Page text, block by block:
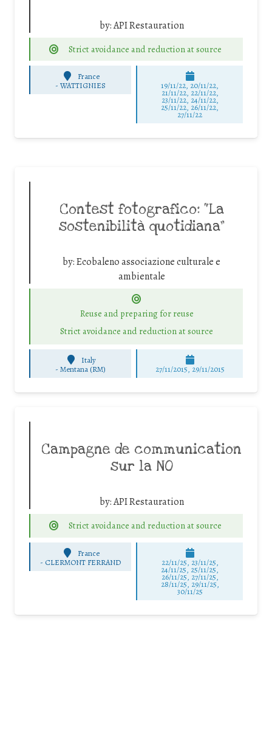
by:API Restauration
Strict avoidance and reduction at source
France
-WATTIGNIES 19/11/22, 20/11/22,
21/11/22, 22/11/22,
23/11/22, 24/11/22,
25/11/22, 26/11/22,
27/11/22
Contest fotografico: “La
sostenibilità quotidiana”
by:Ecobaleno associazione culturale e
ambientale
Reuse and preparing for reuse
Strict avoidance and reduction at source
Italy
-Mentana (RM) 27/11/2015, 29/11/2015
Campagne de communication
sur la NO
by:API Restauration
Strict avoidance and reduction at source
France
- CLERMONT FERRAND 22/11/25, 23/11/25,
24/11/25, 25/11/25,
26/11/25, 27/11/25,
28/11/25, 29/11/25,
30/11/25